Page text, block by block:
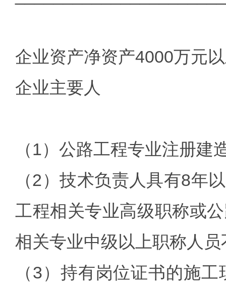
企业资产净资产4000万元
企业主要人
（1）公路工程专业注册建
（2）技术负责人具有8年
工程相关专业高级职称或
相关专业中级以上职称人
（3）持有岗位证书的施